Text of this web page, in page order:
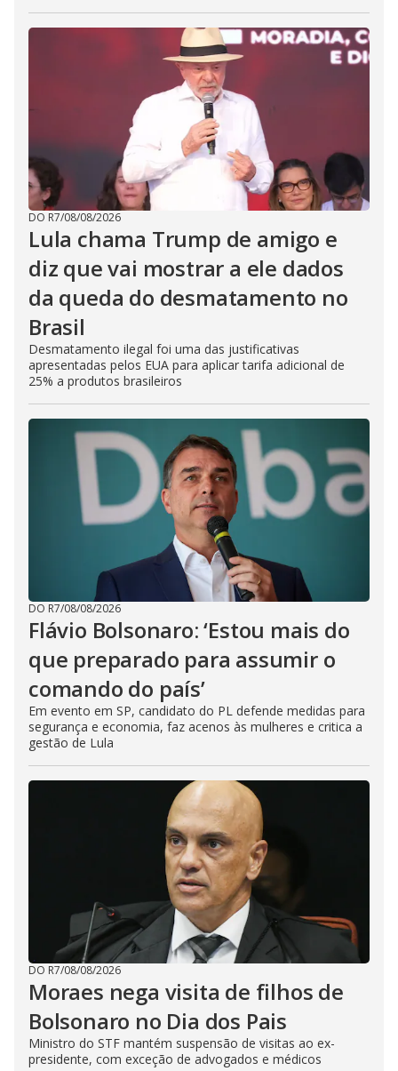
DO R7/08/08/2026
Lula chama Trump de amigo e
diz que vai mostrar a ele dados
da queda do desmatamento no
Brasil
Desmatamento ilegal foi uma das justificativas
apresentadas pelos EUA para aplicar tarifa adicional de
25% a produtos brasileiros
DO R7/08/08/2026
Flávio Bolsonaro: ‘Estou mais do
que preparado para assumir o
comando do país’
Em evento em SP, candidato do PL defende medidas para
segurança e economia, faz acenos às mulheres e critica a
gestão de Lula
DO R7/08/08/2026
Moraes nega visita de filhos de
Bolsonaro no Dia dos Pais
Ministro do STF mantém suspensão de visitas ao ex-
presidente, com exceção de advogados e médicos